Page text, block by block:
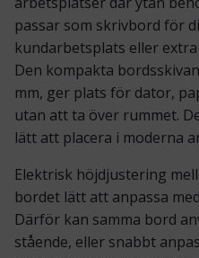
passar som skrivbord för
kundarbetsplats eller
Den kompakta
mm, ger plats för dator,
utan att ta över rummet.
lätt att placera i moderna
Elektrisk höjdjustering
bordet lätt att anpassa
Därför kan samma bord
stående, eller snabbt